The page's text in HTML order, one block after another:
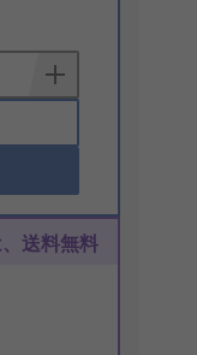
送料無料